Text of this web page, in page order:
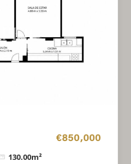
€850,000
130.00m²